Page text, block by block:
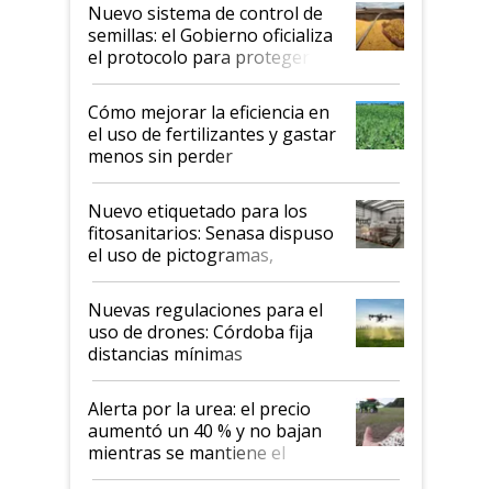
Nuevo sistema de control de
semillas: el Gobierno oficializa
el protocolo para proteger la
propiedad intelectual
Cómo mejorar la eficiencia en
el uso de fertilizantes y gastar
menos sin perder
productividad en la campaña
fina
Nuevo etiquetado para los
fitosanitarios: Senasa dispuso
el uso de pictogramas,
palabras de advertencia e
indicaciones
Nuevas regulaciones para el
uso de drones: Córdoba fija
distancias mínimas
Alerta por la urea: el precio
aumentó un 40 % y no bajan
mientras se mantiene el
conflicto en Medio Oriente